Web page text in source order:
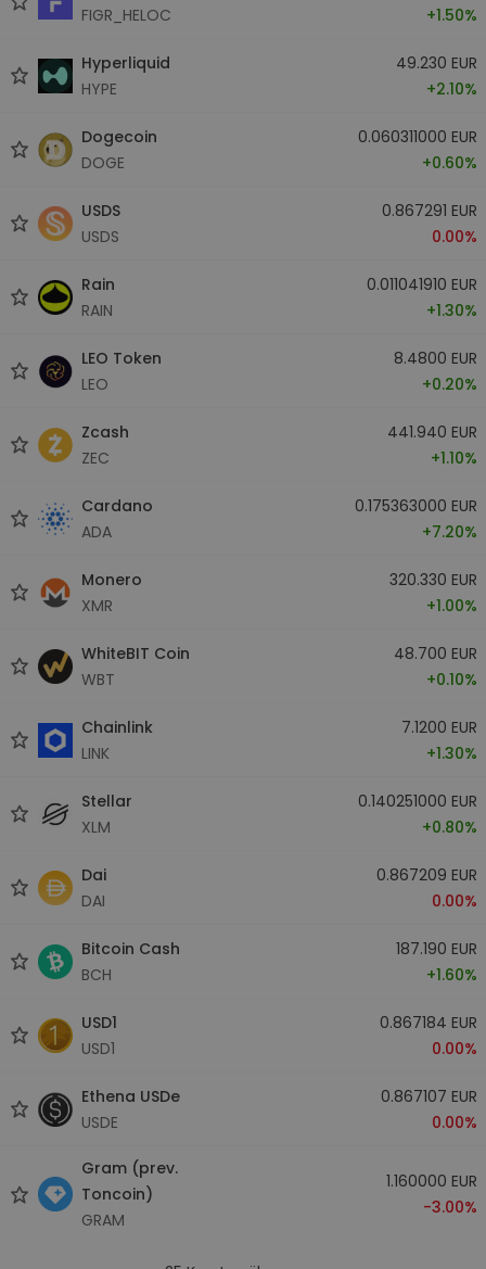
FIGR_HELOC
+1.50%
Hyperliquid
HYPE
49.230 EUR
+2.10%
Dogecoin
DOGE
0.060311000 EUR
+0.60%
USDS
USDS
0.867291 EUR
0.00%
Rain
RAIN
0.011041910 EUR
+1.30%
LEO Token
LEO
8.4800 EUR
+0.20%
Zcash
ZEC
441.940 EUR
+1.10%
Cardano
ADA
0.175363000 EUR
+7.20%
Monero
XMR
320.330 EUR
+1.00%
WhiteBIT Coin
WBT
48.700 EUR
+0.10%
Chainlink
LINK
7.1200 EUR
+1.30%
Stellar
XLM
0.140251000 EUR
+0.80%
Dai
DAI
0.867209 EUR
0.00%
Bitcoin Cash
BCH
187.190 EUR
+1.60%
USD1
USD1
0.867184 EUR
0.00%
Ethena USDe
USDE
0.867107 EUR
0.00%
Gram (prev.
Toncoin)
GRAM
1.160000 EUR
-3.00%